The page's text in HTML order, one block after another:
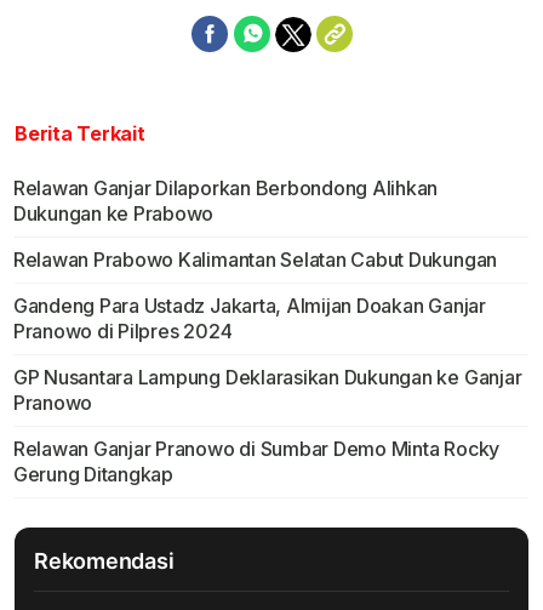
Berita Terkait
Relawan Ganjar Dilaporkan Berbondong Alihkan
Dukungan ke Prabowo
Relawan Prabowo Kalimantan Selatan Cabut Dukungan
Gandeng Para Ustadz Jakarta, Almijan Doakan Ganjar
Pranowo di Pilpres 2024
GP Nusantara Lampung Deklarasikan Dukungan ke Ganjar
Pranowo
Relawan Ganjar Pranowo di Sumbar Demo Minta Rocky
Gerung Ditangkap
Rekomendasi